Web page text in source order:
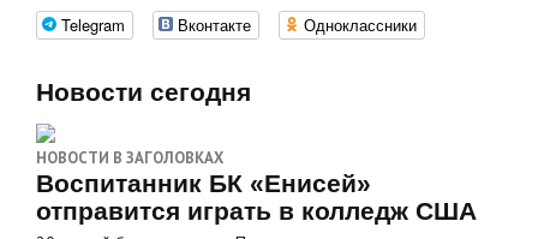
Telegram Вконтакте Одноклассники
Новости сегодня
НОВОСТИ В ЗАГОЛОВКАХ
Воспитанник БК «Енисей»
отправится играть в колледж США